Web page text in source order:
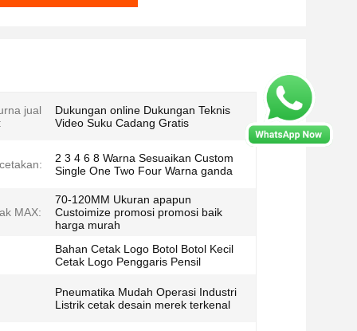
jual
Dukungan online Dukungan Teknis
Video Suku Cadang Gratis
2 3 4 6 8 Warna Sesuaikan Custom
Single One Two Four Warna ganda
MAX:
70-120MM Ukuran apapun
Custoimize promosi promosi baik
harga murah
Bahan Cetak Logo Botol Botol Kecil
Cetak Logo Penggaris Pensil
Pneumatika Mudah Operasi Industri
Listrik cetak desain merek terkenal